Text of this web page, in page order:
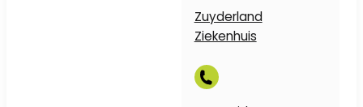
Zuyderland
Ziekenhuis